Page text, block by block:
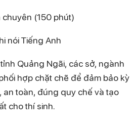
(150 phút)
nói Tiếng Anh
Quảng Ngãi, các sở, ngành
hợp chặt chẽ để đảm bảo kỳ
an toàn, đúng quy chế và tạo
cho thí sinh.